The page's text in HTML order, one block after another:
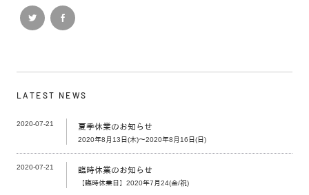
LATEST NEWS
2020-07-21 夏季休業のお知らせ
2020年8月13日(木)～2020年8月16日(日)
2020-07-21 臨時休業のお知らせ
【臨時休業日】2020年7月24(金/祝)